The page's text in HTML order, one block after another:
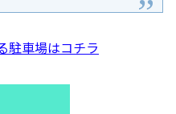
駐車場はコチラ